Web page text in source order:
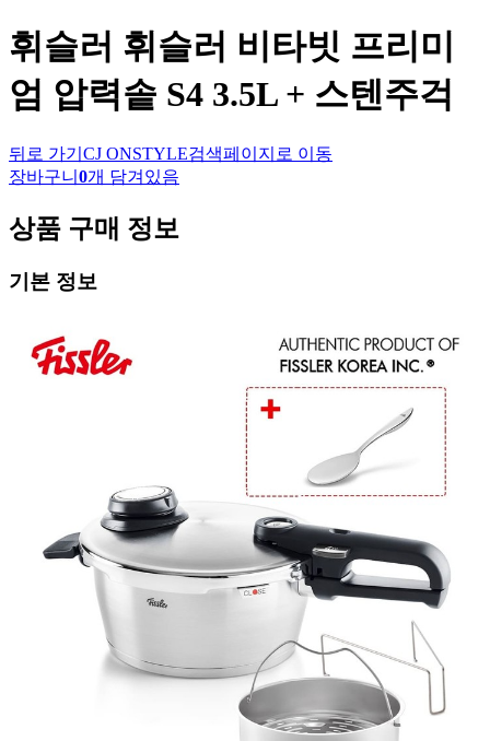
휘슬러 휘슬러 비타빗 프리미
엄 압력솥 S4 3.5L + 스텐주걱
뒤로 가기 CJ ONSTYLE검색페이지로 이동
장바구니 0개 담겨있음
상품 구매 정보
기본 정보